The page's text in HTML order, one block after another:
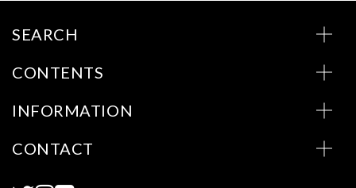
SEARCH
CONTENTS
INFORMATION
CONTACT